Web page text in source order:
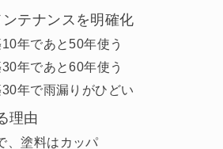
テナンスを明確化
年であと50年使う
年であと60年使う
年で雨漏りがひどい
理由
、塗料はカッパ